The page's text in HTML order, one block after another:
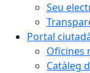
Seu
Portal
Oficines
Catàleg